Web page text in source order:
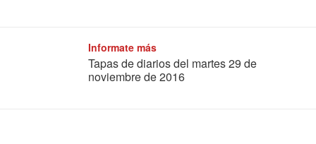
Informate más
Tapas de diarios del martes 29 de
noviembre de 2016